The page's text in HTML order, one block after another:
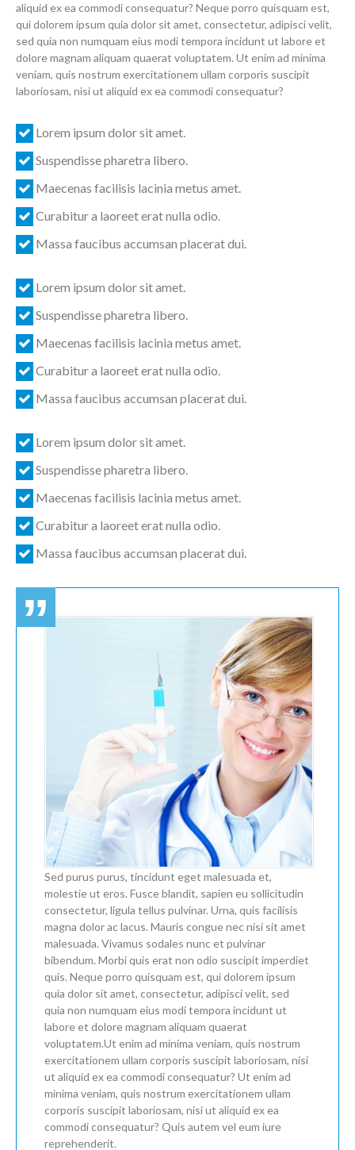
aliquid ex ea commodi consequatur? Neque porro quisquam est,
qui dolorem ipsum quia dolor sit amet, consectetur, adipisci velit,
sed quia non numquam eius modi tempora incidunt ut labore et
dolore magnam aliquam quaerat voluptatem. Ut enim ad minima
veniam, quis nostrum exercitationem ullam corporis suscipit
laboriosam, nisi ut aliquid ex ea commodi consequatur?
Lorem ipsum dolor sit amet.
Suspendisse pharetra libero.
Maecenas facilisis lacinia metus amet.
Curabitur a laoreet erat nulla odio.
Massa faucibus accumsan placerat dui.
Lorem ipsum dolor sit amet.
Suspendisse pharetra libero.
Maecenas facilisis lacinia metus amet.
Curabitur a laoreet erat nulla odio.
Massa faucibus accumsan placerat dui.
Lorem ipsum dolor sit amet.
Suspendisse pharetra libero.
Maecenas facilisis lacinia metus amet.
Curabitur a laoreet erat nulla odio.
Massa faucibus accumsan placerat dui.
Sed purus purus, tincidunt eget malesuada et,
molestie ut eros. Fusce blandit, sapien eu sollicitudin
consectetur, ligula tellus pulvinar. Urna, quis facilisis
magna dolor ac lacus. Mauris congue nec nisi sit amet
malesuada. Vivamus sodales nunc et pulvinar
bibendum. Morbi quis erat non odio suscipit imperdiet
quis. Neque porro quisquam est, qui dolorem ipsum
quia dolor sit amet, consectetur, adipisci velit, sed
quia non numquam eius modi tempora incidunt ut
labore et dolore magnam aliquam quaerat
voluptatem.Ut enim ad minima veniam, quis nostrum
exercitationem ullam corporis suscipit laboriosam, nisi
ut aliquid ex ea commodi consequatur? Ut enim ad
minima veniam, quis nostrum exercitationem ullam
corporis suscipit laboriosam, nisi ut aliquid ex ea
commodi consequatur? Quis autem vel eum iure
reprehenderit.